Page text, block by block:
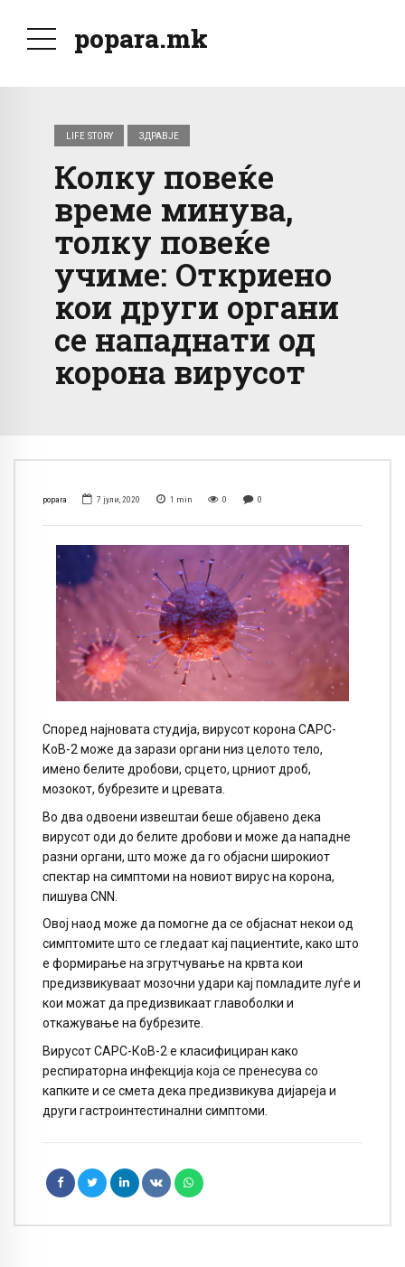
popara.mk
LIFE STORY ЗДРАВЈЕ
Колку повеќе
време минува,
толку повеќе
учиме: Откриено
кои други органи
се нападнати од
корона вирусот
popara 7 јули, 2020 1 min 0 0
Според најновата студија, вирусот корона САРС-
КоВ-2 може да зарази органи низ целото тело,
имено белите дробови, срцето, црниот дроб,
мозокот, бубрезите и цревата.
Во два одвоени извештаи беше објавено дека
вирусот оди до белите дробови и може да нападне
разни органи, што може да го објасни широкиот
спектар на симптоми на новиот вирус на корона,
пишува CNN.
Овој наод може да помогне да се објаснат некои од
симптомите што се гледаат кај пациентиte, како што
е формирање на згрутчување на крвта кои
предизвикуваат мозочни удари кај помладите луѓе и
кои можат да предизвикаат главоболки и
откажување на бубрезите.
Вирусот САРС-КоВ-2 е класифициран како
респираторна инфекција која се пренесува со
капките и се смета дека предизвикува дијареја и
други гастроинтестинални симптоми.